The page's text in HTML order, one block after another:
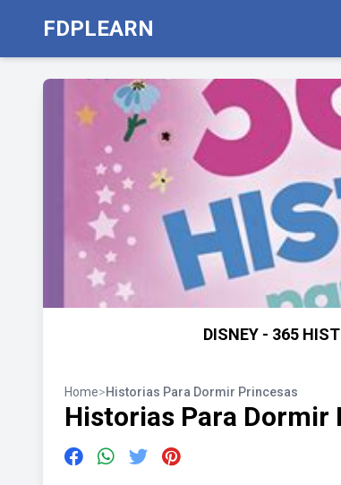
FDPLEARN
DISNEY - 365
Home>Historias Para Dormir Princesas
Historias Para Dormir